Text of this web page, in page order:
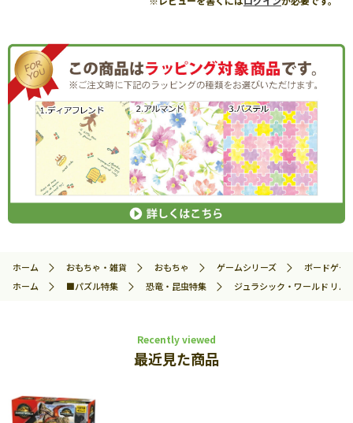
ホーム おもちゃ・雑貨 おもちゃ ゲームシリーズ
ボードゲー
ホーム
■パズル特集 恐竜・昆虫特集 ジュラシック・ワールド リ
Recently viewed
最近見た商品